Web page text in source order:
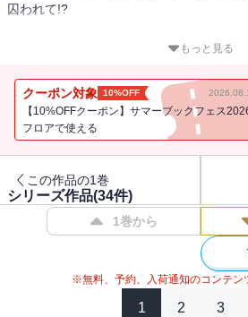
囚われて!?
恋愛未経験の伊織は、エリート社長・尊
見せる甘い素顔に心を奪われていく。そ
まま初めてを捧げ、身も心も蕩けるほど
結婚を望んでいた」――離婚前提かりそめ
もっと見る
クーポン対象 10%OFF
【10%OFFクーポン】サマーブックフェス
フロアで使える
この作品の1巻
シリーズ作品(34件)
1巻から
※無料、予約、入荷通知のコンテン
1 2 3